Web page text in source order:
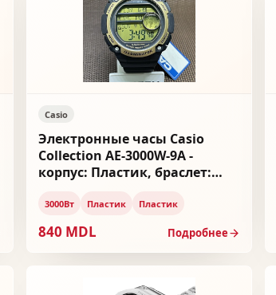
Casio
Электронные часы Casio
Collection AE-3000W-9A -
корпус: Пластик, браслет:
3000Вт Пластик Пластик
840 MDL Подробнее